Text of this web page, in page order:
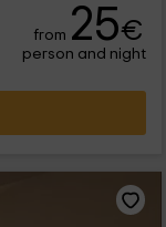
from 25€
person and night